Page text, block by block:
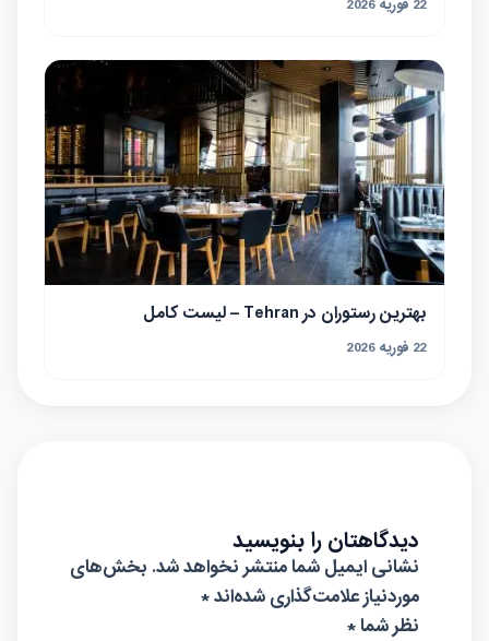
22 فوریه 2026
بهترین رستوران در Tehran – لیست کامل
22 فوریه 2026
دیدگاهتان را بنویسید
نشانی ایمیل شما منتشر نخواهد شد. بخش‌های
موردنیاز علامت‌گذاری شده‌اند*
نظر شما *